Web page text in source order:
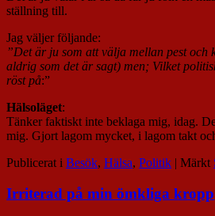
ställning till.
Jag väljer följande:
”Det är ju som att välja mellan pest och
aldrig som det är sagt) men; Vilket
röst på:”
Hälsoläget:
Tänker faktiskt inte beklaga mig, idag.
mig. Gjort lagom mycket, i lagom takt
Publicerat i Besök, Hälsa, Politik | Märkt
Irriterad på min ömkliga kropp